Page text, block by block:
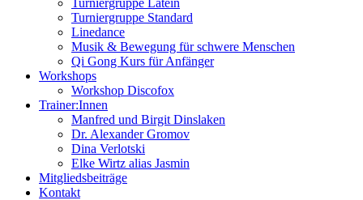
Turniergruppe Latein
Turniergruppe Standard
Linedance
Musik & Bewegung für schwere Menschen​
Qi Gong Kurs für Anfänger
Workshops
Workshop Discofox
Trainer:Innen
Manfred und Birgit Dinslaken
Dr. Alexander Gromov
Dina Verlotski
Elke Wirtz alias Jasmin
Mitgliedsbeiträge
Kontakt